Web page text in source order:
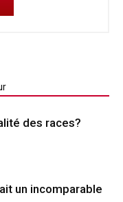
des races?
un incomparable